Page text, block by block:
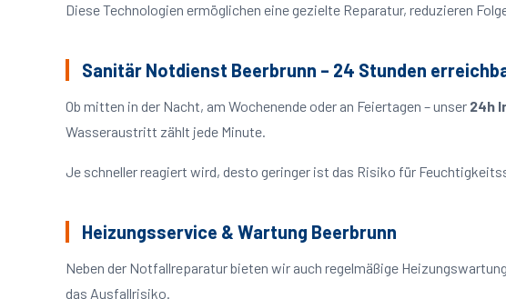
Diese Technologien ermöglichen eine gezielte Reparatur, reduzieren
Sanitär Notdienst Beerbrunn – 24 Stunden
Ob mitten in der Nacht, am Wochenende oder an Feiertagen – unser 24h
Wasseraustritt zählt jede Minute.
Je schneller reagiert wird, desto geringer ist das Risiko für
Heizungsservice & Wartung Beerbrunn
Neben der Notfallreparatur bieten wir auch regelmäßige
das Ausfallrisiko.